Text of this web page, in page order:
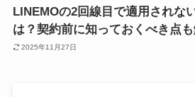
LINEMOの2回線目で適用されな
は？契約前に知っておくべき点
2025年11月27日